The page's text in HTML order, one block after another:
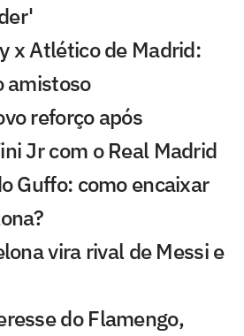
x Atlético de Madrid:
amistoso
reforço após
Jr com o Real Madrid
Guffo: como encaixar
vira rival de Messi e
do Flamengo,